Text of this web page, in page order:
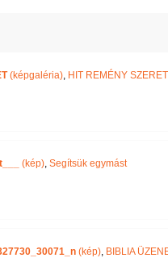
(képgaléria), HIT REMÉNY
(kép), Segítsük egymást
(kép), BIBLIA